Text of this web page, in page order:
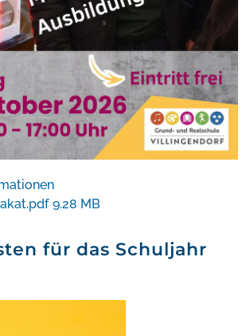
9.28 MB
für das Schuljahr